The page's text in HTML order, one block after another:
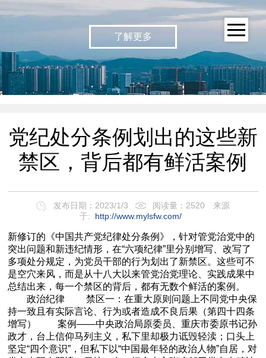
了解更多
党纪处分条例划出的这些新
禁区，背后都有鲜活案例
发布日期：2023/1/3 阅读量：2520
来源
于: http://www.mylsfw.com/
新修订的《中国共产党纪律处分条例》，针对管党治党中的
突出问题和新违纪情形，在“六项纪律”里分别增写、改写了
多项处分规定，为党员干部的行为划出了新禁区。这些可不
是空穴来风，而是从十八大以来管党治党理论、实践成果中
总结出来，每一个禁区的背后，都有无数个鲜活的案例。
政治纪律 禁区一：在重大原则问题上不同党中央保
持一致且有实际言论、行为或者造成不良后果（第四十四条
增写） 案例——中央政治局原委员、重庆市委原书记孙
政才，台上信仰马列主义，私下里却极力诋毁轻渎；口头上
坚定“四个意识”，但私下以“中国最年轻的政治人物”自居，对